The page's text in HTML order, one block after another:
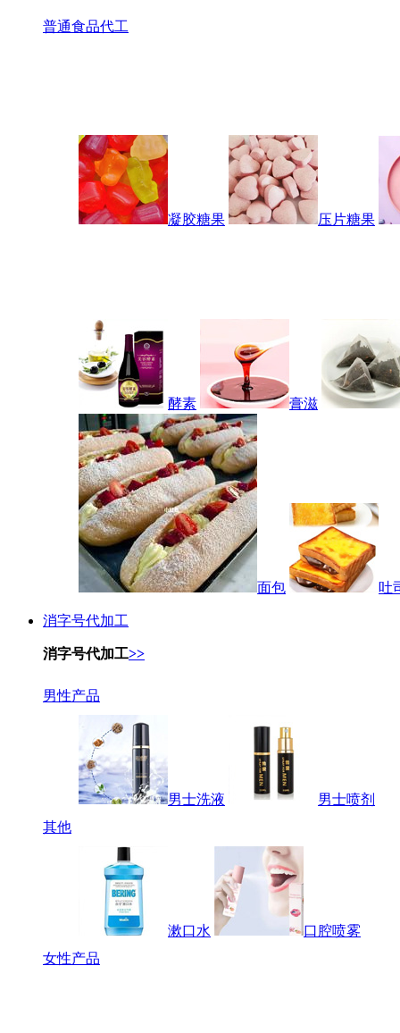
普通食品代工
凝胶糖果 压片糖果
酵素 膏滋
面包 吐
消字号代加工
消字号代加工>>
男性产品
男士洗液
男士喷剂
其他
漱口水
口腔喷雾
女性产品